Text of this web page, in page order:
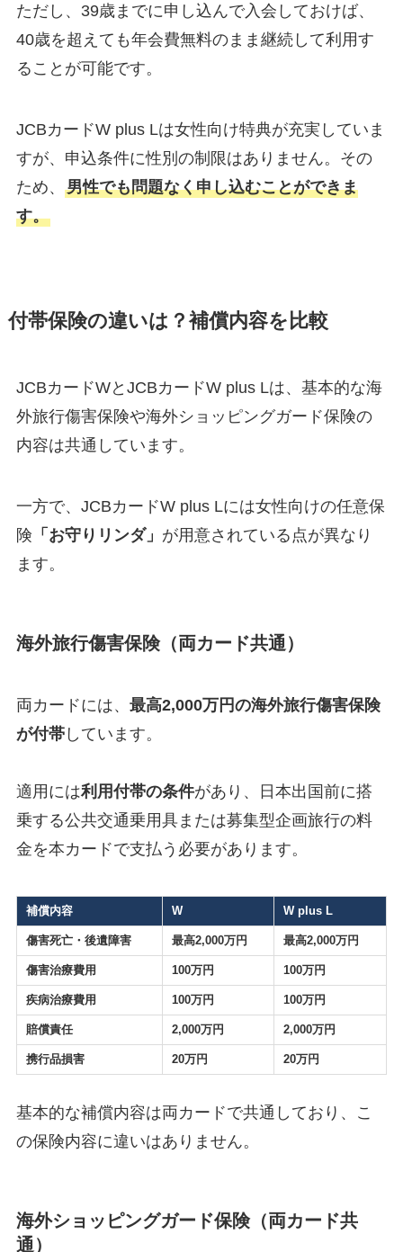
ただし、39歳までに申し込んで入会しておけば、
40歳を超えても年会費無料のまま継続して利用す
ることが可能です。
JCBカードW plus Lは女性向け特典が充実していま
すが、申込条件に性別の制限はありません。その
ため、 男性でも問題なく申し込むことができま
す。
付帯保険の違いは？補償内容を比較
JCBカードWとJCBカードW plus Lは、基本的な海
外旅行傷害保険や海外ショッピングガード保険の
内容は共通しています。
一方で、JCBカードW plus Lには女性向けの任意保
険 「お守りリンダ」 が用意されている点が異なり
ます。
海外旅行傷害保険（両カード共通）
両カードには、 最高2,000万円の海外旅行傷害保険
が付帯しています。
適用には利用付帯の条件があり、日本出国前に搭
乗する公共交通乗用具または募集型企画旅行の料
金を本カードで支払う必要があります。
補償内容 W W plus L
傷害死亡・後遺障害 最高2,000万円 最高2,000万円
傷害治療費用 100万円 100万円
疾病治療費用 100万円 100万円
賠償責任 2,000万円 2,000万円
携行品損害 20万円 20万円
基本的な補償内容は両カードで共通しており、こ
の保険内容に違いはありません。
海外ショッピングガード保険（両カード共
通）